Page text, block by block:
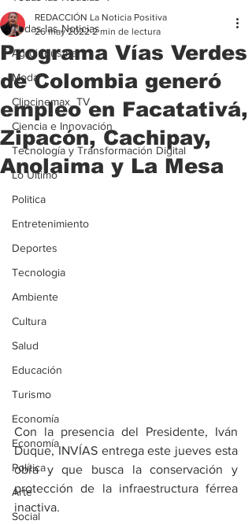
Todas las Noticias
Agroindustria
Moda
Clipcinemax_TV
Ciencia e Innovación
Tecnología y Transformación Digital
Lo Ultimo
Politica
Entretenimiento
Deportes
Tecnologia
Ambiente
Cultura
Salud
Educación
Turismo
Economía
Economía
Política
Arte
Social
Programa Vías Verdes
de Colombia generó
empleo en Facatativá,
Zipacón, Cachipay,
Anolaima y La Mesa
REDACCIÓN La Noticia Positiva
26 may 2022 2 min de lectura
Con la presencia del Presidente, Iván
Duque, INVÍAS entrega este jueves esta
obra y que busca la conservación y
protección de la infraestructura férrea
inactiva.